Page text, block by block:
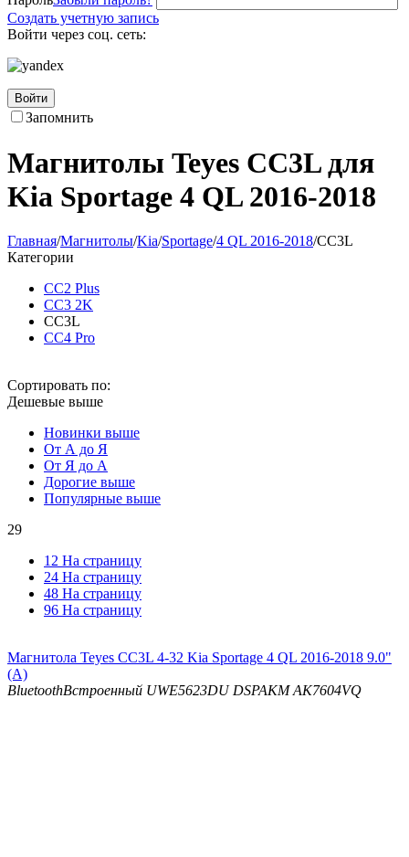
Создать учетную запись
Войти через соц. сеть:
Войти
Запомнить
Магнитолы Teyes CC3L для
Kia Sportage 4 QL 2016-2018
Главная/Магнитолы/Kia/Sportage/4 QL 2016-2018/CC3L
Категории
CC2 Plus
CC3 2K
CC3L
CC4 Pro
Сортировать по:
Дешевые выше
Новинки выше
От А до Я
От Я до А
Дорогие выше
Популярные выше
29
12 На страницу
24 На страницу
48 На страницу
96 На страницу
Магнитола Teyes CC3L 4-32 Kia Sportage 4 QL 2016-2018 9.0"
(A)
BluetoothВстроенный UWE5623DU DSPAKM AK7604VQ